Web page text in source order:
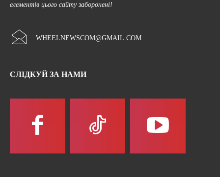
елементів цього сайту заборонені!
WHEELNEWSCOM@GMAIL.COM
СЛІДКУЙ ЗА НАМИ